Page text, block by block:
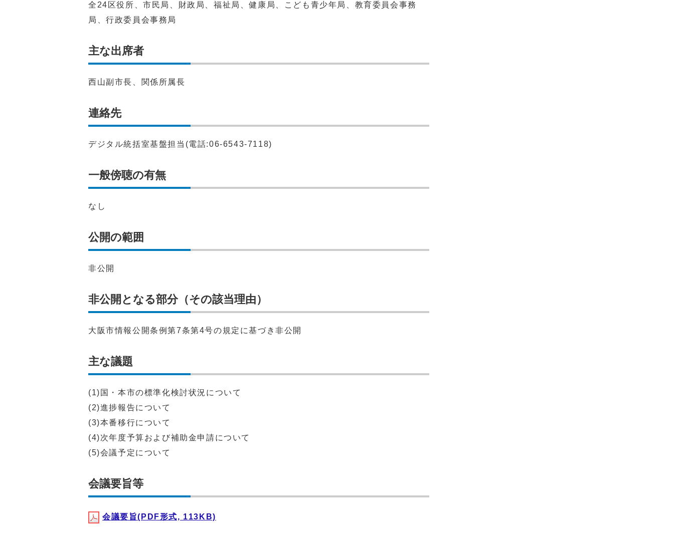
全24区役所、市民局、財政局、福祉局、健康局、こども青少年局、教育委員会事務
局、行政委員会事務局
主な出席者
西山副市長、関係所属長
連絡先
デジタル統括室基盤担当(電話:06-6543-7118)
一般傍聴の有無
なし
公開の範囲
非公開
非公開となる部分（その該当理由）
大阪市情報公開条例第7条第4号の規定に基づき非公開
主な議題
(1)国・本市の標準化検討状況について
(2)進捗報告について
(3)本番移行について
(4)次年度予算および補助金申請について
(5)会議予定について
会議要旨等
会議要旨(PDF形式, 113KB)